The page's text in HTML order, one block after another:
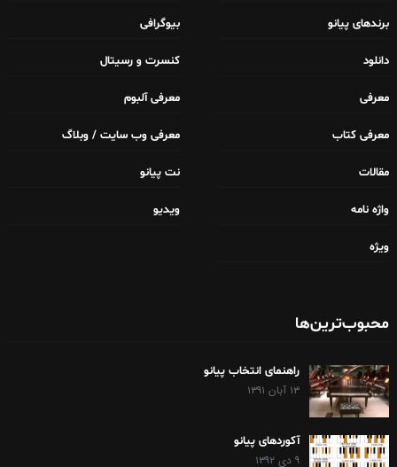
برندهای پیانو بیوگرافی
دانلود کنسرت و رسیتال
معرفی معرفی آلبوم
معرفی کتاب معرفی وب سایت / وبلاگ
مقالات نت پیانو
واژه نامه ویدیو
ویژه
محبوب‌ترین‌ها
راهنمای انتخاب پیانو
۱۳ آبان ۱۳۹۱
آکوردهای پیانو
۹ دی ۱۳۹۲